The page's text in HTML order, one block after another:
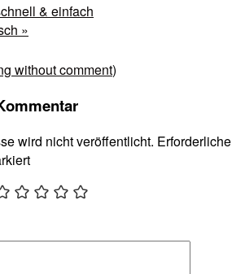
& einfach
»
without comment)
wird nicht veröffentlicht. Erforderliche